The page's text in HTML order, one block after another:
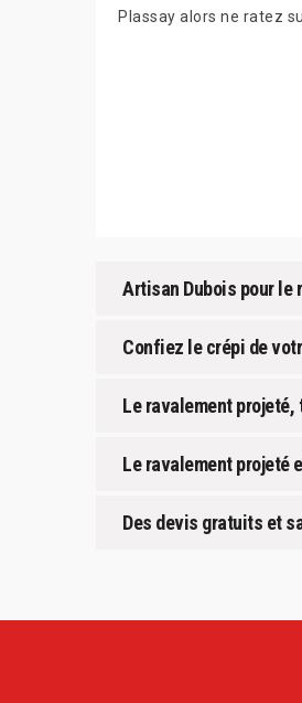
Plassay alors ne ratez
Artisan Dubois pour le
Confiez le crépi de
Le ravalement projeté,
Le ravalement projeté
Des devis gratuits et